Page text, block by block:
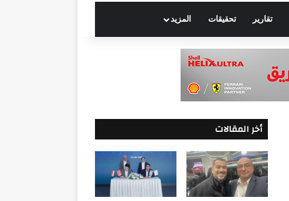
تقارير تحقيقات المزيد
أخر المقالات